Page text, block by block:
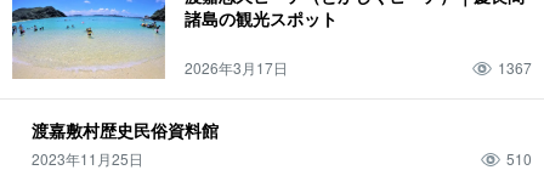
諸島の観光スポット
2026年3月17日 1367
渡嘉敷村歴史民俗資料館
2023年11月25日 510